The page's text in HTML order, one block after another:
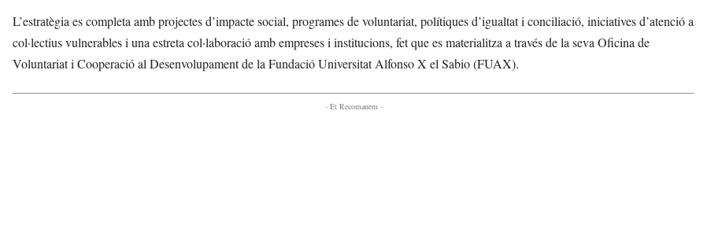
L’estratègia es completa amb projectes d’impacte social, programes de voluntariat, polítiques d’igualtat i conciliació, iniciatives d’atenció a
col·lectius vulnerables i una estreta col·laboració amb empreses i institucions, fet que es materialitza a través de la seva Oficina de
Voluntariat i Cooperació al Desenvolupament de la Fundació Universitat Alfonso X el Sabio (FUAX).
- Et Recomanem -